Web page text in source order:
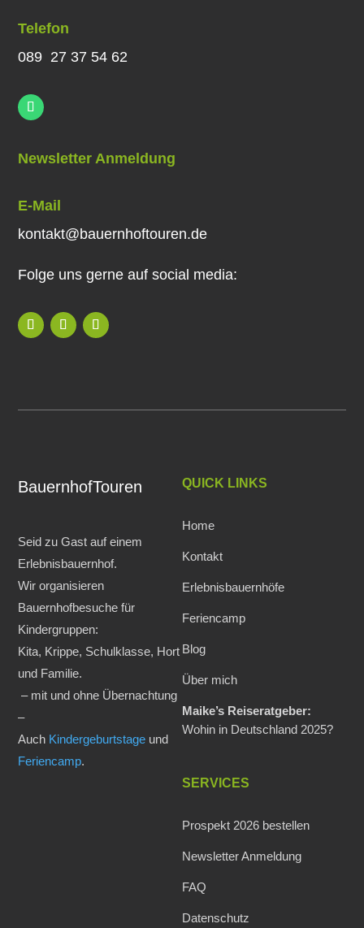
Telefon
089 27 37 54 62
Newsletter Anmeldung
E-Mail
kontakt@bauernhoftouren.de
Folge uns gerne auf social media:
BauernhofTouren
Seid zu Gast auf einem
Erlebnisbauernhof.
Wir organisieren
Bauernhofbesuche für
Kindergruppen:
Kita, Krippe, Schulklasse, Hort
und Familie.
– mit und ohne Übernachtung
–
Auch Kindergeburtstage und
Feriencamp.
QUICK LINKS
Home
Kontakt
Erlebnisbauernhöfe
Feriencamp
Blog
Über mich
Maike’s Reiseratgeber:
Wohin in Deutschland 2025?
SERVICES
Prospekt 2026 bestellen
Newsletter Anmeldung
FAQ
Datenschutz